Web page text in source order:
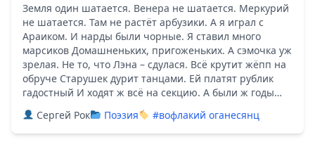
Земля один шатается. Венера не шатается. Меркурий
не шатается. Там не растёт арбузики. А я играл с
Араиком. И нарды были чорные. Я ставил много
марсиков Домашненьких, пригоженьких. А сэмочка уж
зрелая. Не то, что Лэна – сдулася. Всё крутит жёпп на
обруче Старушек дурит танцами. Ей платят рублик
гадостный И ходят ж всё на секцию. А были ж годы…
Сергей Рок
Поэзия #вофлакий оганесянц